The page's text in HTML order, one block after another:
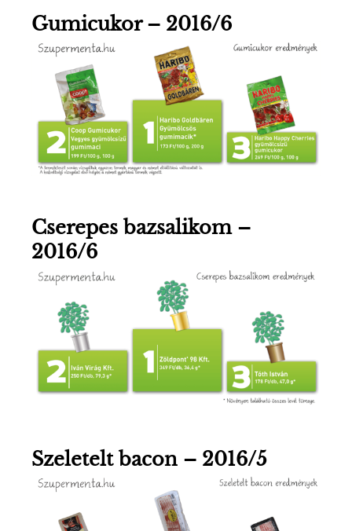
Gumicukor – 2016/6
Cserepes bazsalikom –
2016/6
Szeletelt bacon – 2016/5